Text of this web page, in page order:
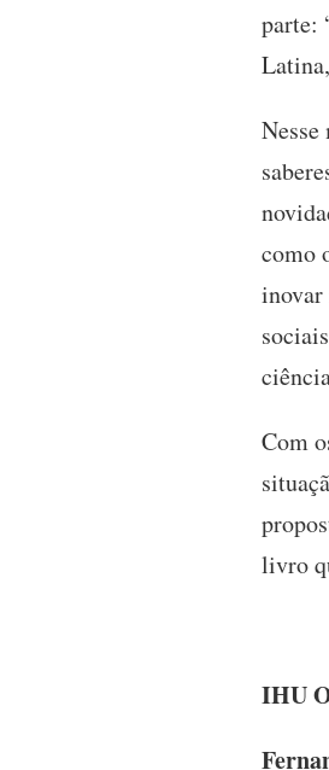
parte:
como
inovar
Com
livro
IHU